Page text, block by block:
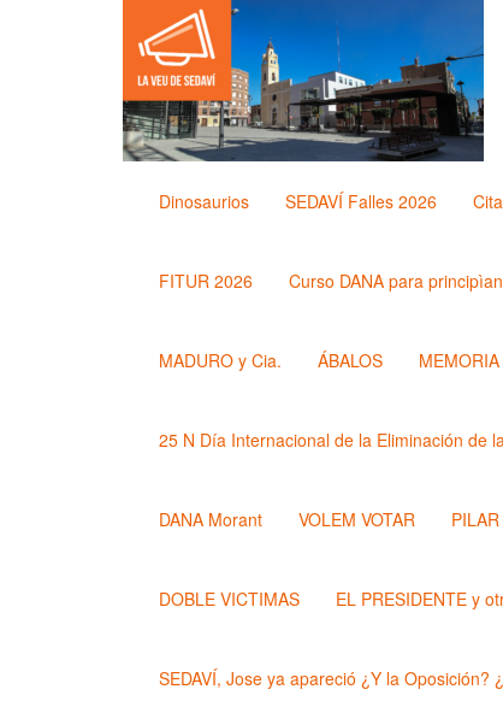
Dinosaurios SEDAVÍ Falles 2026
FITUR 2026 Curso DANA para
MADURO y Cia. ÁBALOS MEMORIA
25 N Día Internacional de la Eliminación de
DANA Morant VOLEM VOTAR
DOBLE VICTIMAS EL PRESIDENTE y
SEDAVÍ, Jose ya apareció ¿Y la Oposición?